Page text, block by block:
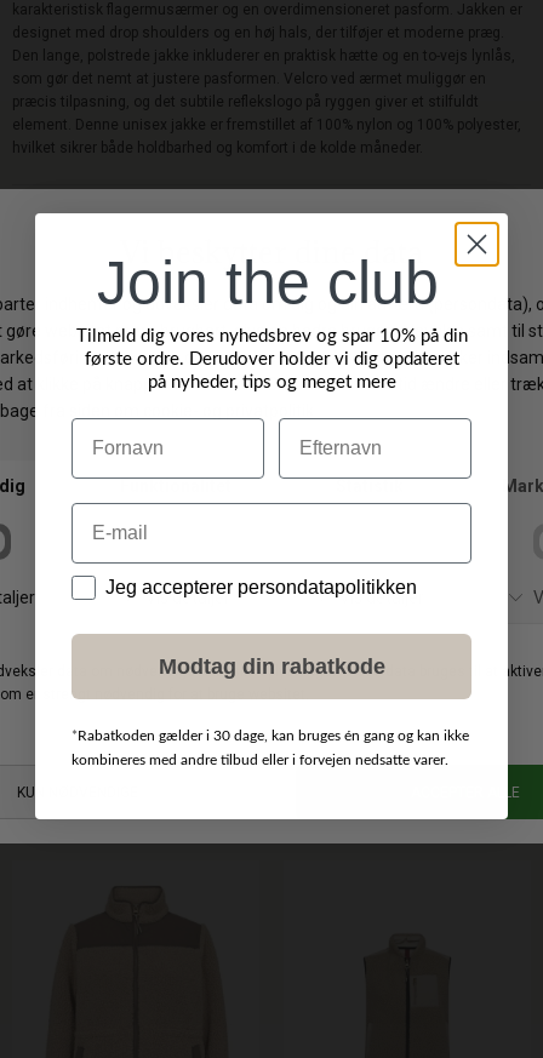
karakteristisk flagermusærmer og en overdimensioneret pasform. Jakken er
designet med drop shoulders og en høj hals, der tilføjer et moderne præg.
Den lange, polstrede jakke inkluderer en praktisk hætte og en to-vejs lynlås,
som gør det nemt at justere pasformen. Velcro ved ærmet muliggør en
præcis tilpasning, og det subtile reflekslogo på ryggen giver et stilfuldt
element. Denne unisex jakke er fremstillet af 100% nylon og 100% polyester,
hvilket sikrer både holdbarhed og komfort i de kolde måneder.
Levering: 1-3 hverdage
Gratis ombytning
Vi anbefaler også
NYHED
S M L XL
NYHED
XS S M L
DKK 1.099,00
Join the club
Tilmeld dig vores nyhedsbrev og spar 10% på din
første ordre. Derudover holder vi dig opdateret
på nyheder, tips og meget mere
Navn Efternavn
Email
DataJeg accepterer persondatapolitikken
Modtag din rabatkode
*Rabatkoden gælder i 30 dage, kan bruges én gang og kan ikke
kombineres med andre tilbud eller i forvejen nedsatte varer.